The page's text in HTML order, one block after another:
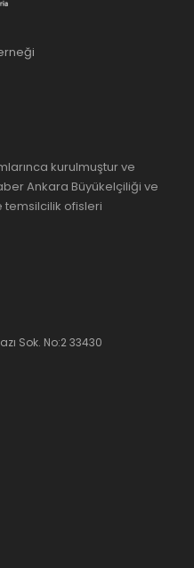
kurulmuştur ve
Ankara Büyükelçiliği ve
temsilcilik ofisleri
Sok. No:2 33430